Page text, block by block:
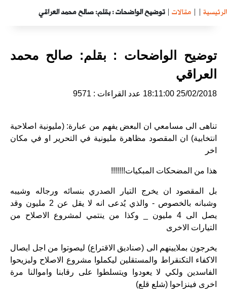
الرئيسية |
| مقالات | توضيح الواضحات : بقلم: صالح محمد العراقي
توضيح الواضحات : بقلم: صالح محمد
العراقي
25/02/2018 18:11:00 عدد القراءات : 9571
تناهى الى مسامعي ان البعض يفهم من عبارة: (مليونية اصلاحية
انتخابية) ان المقصود مظاهرة مليونية في التحرير او في مكان
اخر
هذا من المضحكات المبكيات!!!!!!!
بل المقصود ان يخرج التيار الصدري بنسائه ورجاله وشيبه
وشبانه بالخصوص - والذي يُدعى انه لا يقل عن 2 مليون وقد
يصل الى 4 مليون _ وكذا من ينتمي لمشروع الاصلاح من
التيارات الاخرى
يخرجون بملايينهم الى (صناديق الاقتراع) ليصوتوا من اجل ايصال
الاكفاء التكنقراط والمستقلين ليكملوا مشروع الاصلاح وليزيحوا
الفاسدين ولكي لا يعودوا ويتسلطوا على رقابنا واموالنا مرة
اخرى فينزاحوا (شلع قلع)